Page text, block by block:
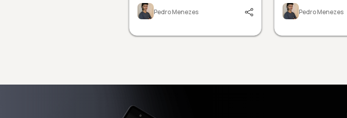
Pedro Menezes Pedro Menezes